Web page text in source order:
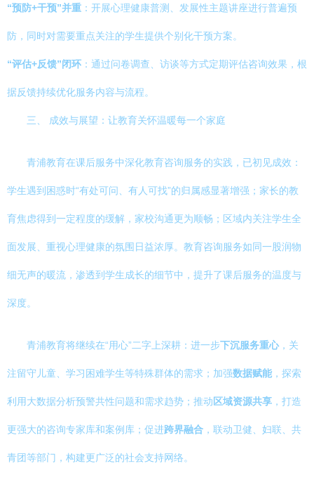
“预防+干预”并重 ：开展心理健康普测、发展性主题讲座进行普遍预
防，同时对需要重点关注的学生提供个别化干预方案。
“评估+反馈”闭环 ：通过问卷调查、访谈等方式定期评估咨询效果，根
据反馈持续优化服务内容与流程。
三、 成效与展望：让教育关怀温暖每一个家庭
青浦教育在课后服务中深化教育咨询服务的实践，已初见成效：
学生遇到困惑时“有处可问、有人可找”的归属感显著增强；家长的教
育焦虑得到一定程度的缓解，家校沟通更为顺畅；区域内关注学生全
面发展、重视心理健康的氛围日益浓厚。教育咨询服务如同一股润物
细无声的暖流，渗透到学生成长的细节中，提升了课后服务的温度与
深度。
青浦教育将继续在“用心”二字上深耕：进一步下沉服务重心，关
注留守儿童、学习困难学生等特殊群体的需求；加强数据赋能 ，探索
利用大数据分析预警共性问题和需求趋势；推动区域资源共享 ，打造
更强大的咨询专家库和案例库；促进跨界融合 ，联动卫健、妇联、共
青团等部门，构建更广泛的社会支持网络。